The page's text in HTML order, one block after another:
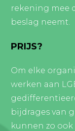
rekening mee
beslag neemt.
PRIJS?
Om elke
werken aan
bijdrages van
kunnen zo